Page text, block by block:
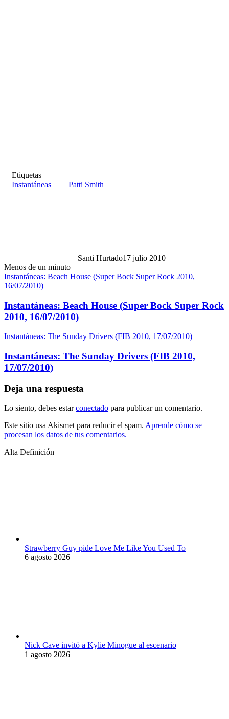
Etiquetas
Instantáneas
Patti Smith
Santi Hurtado17 julio 2010
Menos de un minuto
Instantáneas: Beach House (Super Bock Super Rock 2010,
16/07/2010)
Instantáneas: Beach House (Super Bock Super Rock
2010, 16/07/2010)
Instantáneas: The Sunday Drivers (FIB 2010, 17/07/2010)
Instantáneas: The Sunday Drivers (FIB 2010,
17/07/2010)
Deja una respuesta
Lo siento, debes estarconectado para publicar un comentario.
Este sitio usa Akismet para reducir el spam. Aprende cómo se
procesan los datos de tus comentarios.
Alta Definición
Strawberry Guy pide Love Me Like You Used To
6 agosto 2026
Nick Cave invitó a Kylie Minogue al escenario
1 agosto 2026